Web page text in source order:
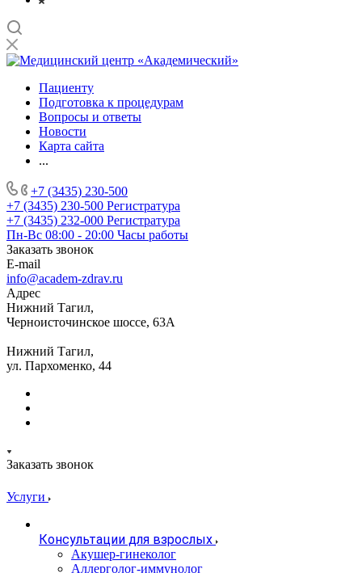
Пациенту
Подготовка к процедурам
Вопросы и ответы
Новости
Карта сайта
...
+7 (3435) 230-500
+7 (3435) 230-500 Регистратура
+7 (3435) 232-000 Регистратура
Пн-Вс 08:00 - 20:00 Часы работы
Заказать звонок
E-mail
info@academ-zdrav.ru
Адрес
Нижний Тагил,
Черноисточинское шоссе, 63А
Нижний Тагил,
ул. Пархоменко, 44
Заказать звонок
Услуги
Консультации для взрослых
Акушер-гинеколог
Аллерголог-иммунолог